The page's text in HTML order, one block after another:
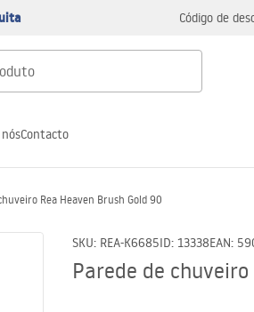
Código de
Contacto
Rea Heaven Brush Gold 90
SKU: REA-K6685ID: 13338EAN:
Parede de